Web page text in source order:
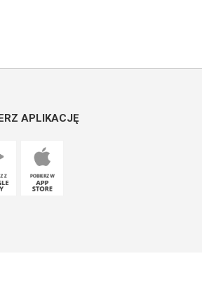
APLIKACJĘ